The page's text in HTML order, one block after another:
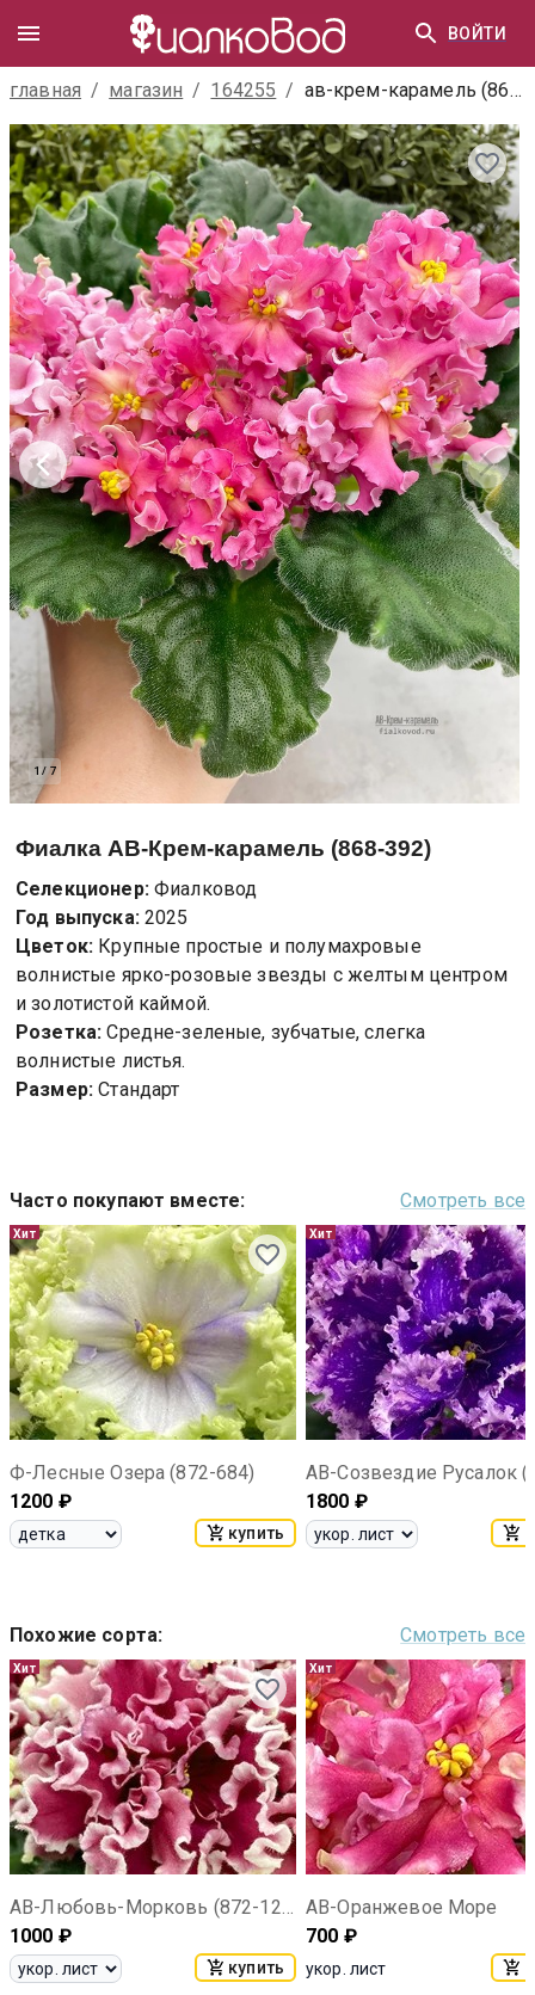
ВОЙТИ
главная / магазин / 164255 / ав-крем-карамель (868-392)
1 /7
Фиалка АВ-Крем-карамель (868-392)
Селекционер: Фиалковод
Год выпуска: 2025
Цветок: Крупные простые и полумахровые
волнистые ярко-розовые звезды с желтым центром
и золотистой каймой.
Розетка: Средне-зеленые, зубчатые, слегка
волнистые листья.
Размер: Стандарт
Часто покупают вместе: Смотреть все
Хит
Ф-Лесные Озера (872-684)
1200 ₽
купить
Хит
1800 ₽
Похожие сорта: Смотреть все
Хит
АВ-Любовь-Морковь (872-127)
1000 ₽
купить
Хит
АВ-Оранжевое Море
700 ₽
укор. лист